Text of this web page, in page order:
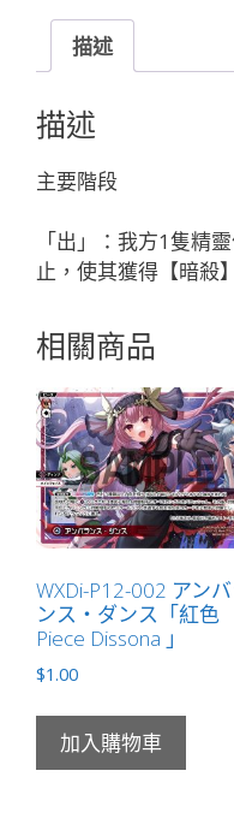
ラ・
ザ・
轟
健
「紅
色
輔
助
分
身
イ
ラ
（蕾
拉）
LV2
」
數
量
描述
描述
主要階段
「出」：我方1隻精
止，使其獲得【暗殺
相關商品
WXDi-P12-002 アン
ンス・ダンス「紅色
Piece Dissona 」
$1.00
加入購物車